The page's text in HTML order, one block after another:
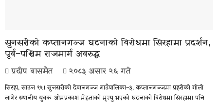
सुनसरीको कप्तानगञ्ज घटनाको विरोधमा सिरहामा प्रदर्शन,
पूर्व–पश्चिम राजमार्ग अवरुद्ध
प्रदीप बासमैत २०८३ असार २६ गते
सिरहा, साउन १२। सुनसरीको देवानगञ्ज गाउँपालिका–३, कप्तानगञ्जमा प्रहरीको गोली
लागेर स्थानीय युवक ओमप्रकाश मेहताको मृत्यु भएको घटनाको विरोधमा सिरहामा पनि